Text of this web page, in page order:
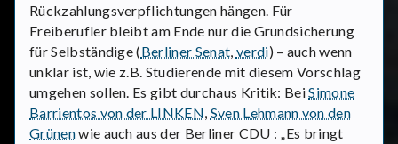
Rückzahlungsverpflichtungen hängen. Für
Freiberufler bleibt am Ende nur die Grundsicherung
für Selbständige (Berliner Senat, verdi) – auch wenn
unklar ist, wie z.B. Studierende mit diesem Vorschlag
umgehen sollen. Es gibt durchaus Kritik: BeiSimone
Barrientos von der LINKEN, Sven Lehmann von den
Grünenwie auch aus der Berliner CDU : „Es bringt